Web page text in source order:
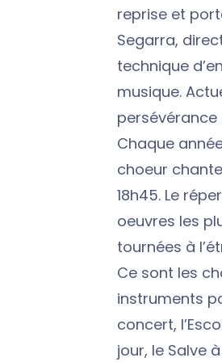
reprise et
Segarra,
technique
musique.
persévérance
Chaque
choeur
18h45. Le
oeuvres les
tournées à
Ce sont les
instruments
concert,
jour, le Salve